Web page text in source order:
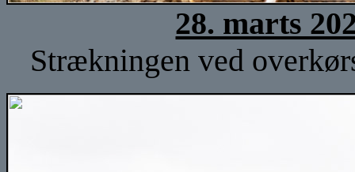
28. marts
Strækningen ved